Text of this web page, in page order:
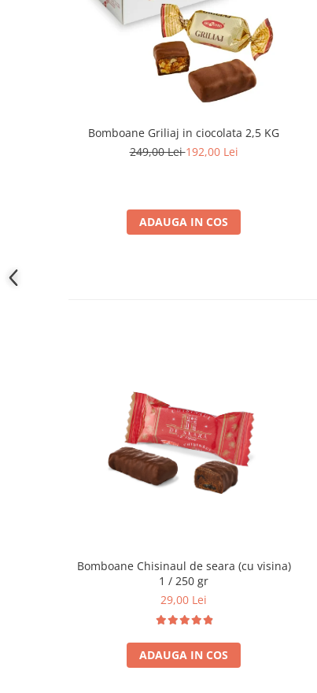
Bomboane Griliaj in ciocolata 2,5 KG
249,00 Lei192,00 Lei
ADAUGA IN COS
Bomboane Chisinaul de seara (cu visina)
1 / 250 gr
29,00 Lei
ADAUGA IN COS